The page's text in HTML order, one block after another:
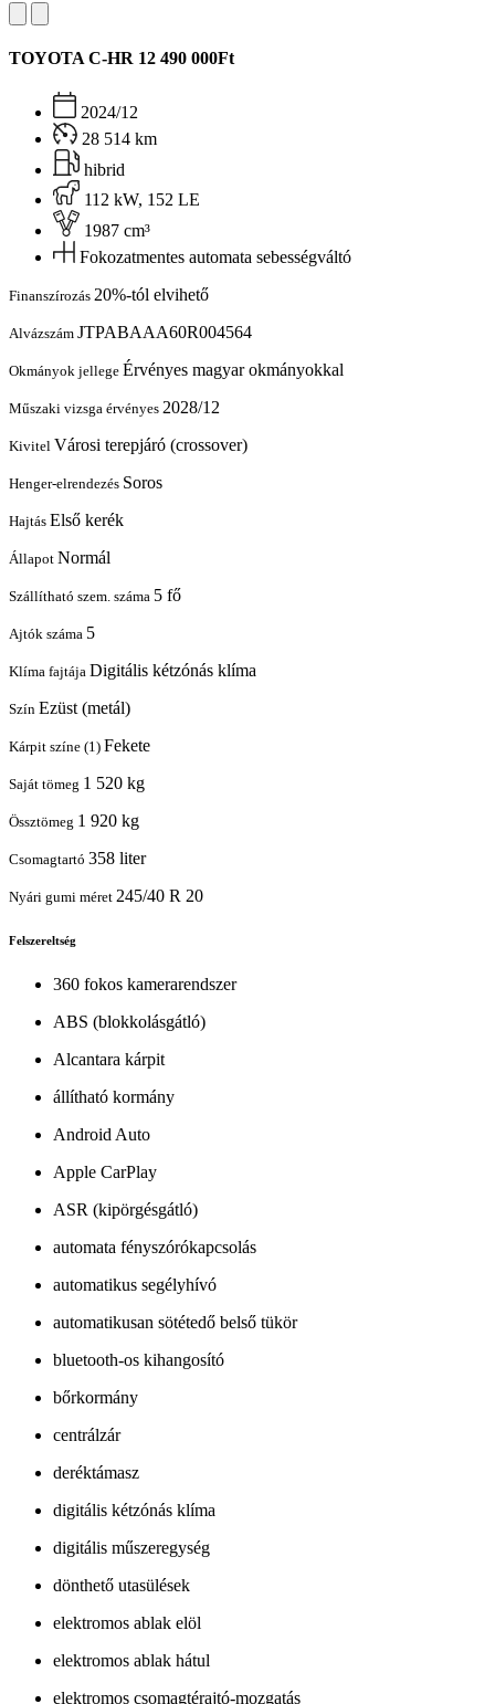
TOYOTA C-HR 12 490 000Ft
2024/12
28 514 km
hibrid
112 kW, 152 LE
1987 cm³
Fokozatmentes automata sebességváltó
Finanszírozás 20%-tól elvihető
Alvázszám JTPABAAA60R004564
Okmányok jellege Érvényes magyar okmányokkal
Műszaki vizsga érvényes 2028/12
Kivitel Városi terepjáró (crossover)
Henger-elrendezés Soros
Hajtás Első kerék
Állapot Normál
Szállítható szem. száma 5 fő
Ajtók száma 5
Klíma fajtája Digitális kétzónás klíma
Szín Ezüst (metál)
Kárpit színe (1) Fekete
Saját tömeg 1 520 kg
Össztömeg 1 920 kg
Csomagtartó 358 liter
Nyári gumi méret 245/40 R 20
Felszereltség
360 fokos kamerarendszer
ABS (blokkolásgátló)
Alcantara kárpit
állítható kormány
Android Auto
Apple CarPlay
ASR (kipörgésgátló)
automata fényszórókapcsolás
automatikus segélyhívó
automatikusan sötétedő belső tükör
bluetooth-os kihangosító
bőrkormány
centrálzár
deréktámasz
digitális kétzónás klíma
digitális műszeregység
dönthető utasülések
elektromos ablak elöl
elektromos ablak hátul
elektromos csomagtérajtó-mozgatás